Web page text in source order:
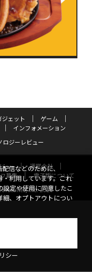
ジェット
ゲーム
インフォメーション
ロジーレビュー
シー
運営会社
募集
電子版について
Inc. 2026
信などのために、
利用しています。これ
定や使用に同意したこ
細、オプトアウトについ
シー